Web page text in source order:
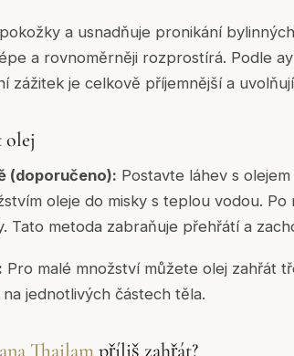
a usnadňuje pronikání
a rovnoměrněji rozprostírá. Podle
zážitek je celkově příjemnější a
olej
(doporučeno): Postavte láhev s
oleje do misky s teplou vodou.
Tato metoda zabraňuje přehřátí a
Pro malé množství můžete olej zahřát
jednotlivých částech těla.
Thailam příliš zahřát?